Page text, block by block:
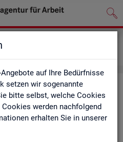
auf Ihre Bedürfnisse
setzen wir sogenannte
bitte selbst, welche Cookies
werden nachfolgend
erhalten Sie in unserer
ver­ständ­li­che Kurz­vi­de­os
der BA. Wir er­gän­zen unser
Wün­schen Sie sich ein Video